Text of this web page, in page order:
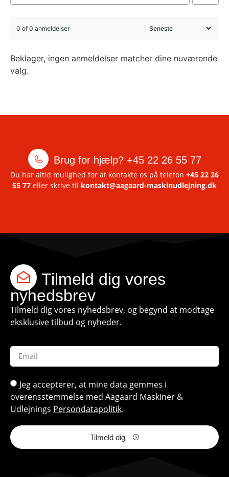
0 of 0 anmeldelser
Beklager, ingen anmeldelser matcher dine nuværende
valg.
Brug for hjælp? +45 22 26 55 77
Du har altid mulighed for at kontakte os på telefon +45 22 26
55 77 eller skrive til kontakt@aagaard-maskinudlejning.dk
Tilmeld dig vores
nyhedsbrev
Tilmeld dig vores nyhedsbrev, og begynd at modtage
eksklusive tilbud og nyheder.
Jeg accepterer, at mine data gemmes i
overensstemmelse med Aagaard Maskiner &
Udlejnings Persondatapolitik.
Tilmeld dig